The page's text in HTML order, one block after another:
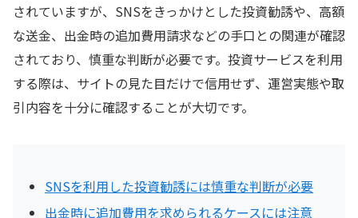
少しでも違和感があれば取引を続けない判断も必要
されていますが、SNSをきっかけとした投資勧誘や、高額
な送金、出金時の追加費用請求などの手口との関連が確認
されており、慎重な判断が必要です。投資サービスを利用
する際は、サイトの見た目だけで信用せず、運営実態や取
引内容を十分に確認することが大切です。
SNSを利用した投資勧誘には慎重な判断が必要
出金時に追加費用を求められるケースには注意